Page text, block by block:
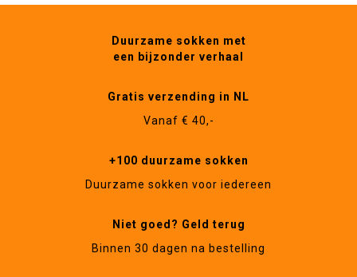
Duurzame sokken met
een bijzonder verhaal
Gratis verzending in NL
Vanaf € 40,-
+100 duurzame sokken
Duurzame sokken voor iedereen
Niet goed? Geld terug
Binnen 30 dagen na bestelling